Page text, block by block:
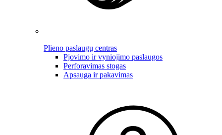
Plieno paslaugų centras
Pjovimo ir vyniojimo paslaugos
Perforavimas stogas
Apsauga ir pakavimas